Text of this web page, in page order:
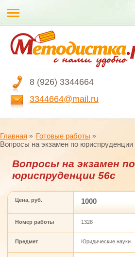
8 (926) 3344664
3344664@mail.ru
Главная
Готовые работы
Вопросы на экзамен по юриспруденции
Вопросы на экзамен по
юриспруденции 56с
Цена, руб. 1000
Номер работы 1328
Предмет Юридические науки